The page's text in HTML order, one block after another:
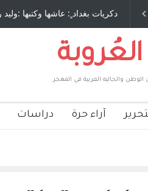
دكريات بغداد ٍ: عاشها وكتبها
والجاليه العربية في المهجر
آراء حرة دراسات